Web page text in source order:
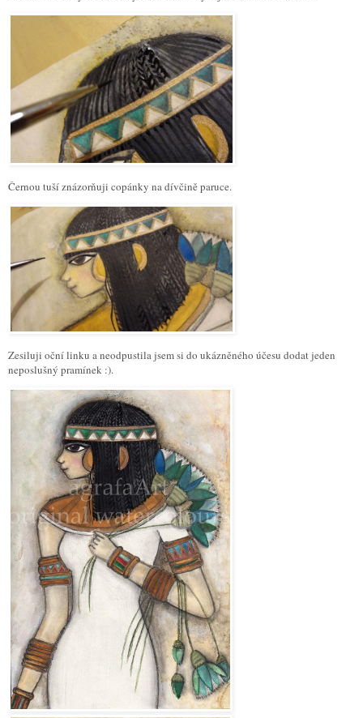
Černou tuší znázorňuji copánky na dívčině paruce.
Zesiluji oční linku a neodpustila jsem si do ukázněného účesu dodat jeden
neposlušný pramínek :).